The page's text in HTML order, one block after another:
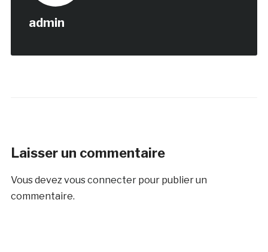
admin
Laisser un commentaire
Vous devezvous connecterpour publier un
commentaire.